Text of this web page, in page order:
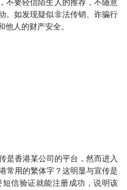
不要轻信陌生人的推荐，不随意
。如发现疑似非法传销、诈骗行
人的财产安全。
是香港某公司的平台，然而进入
常用的繁体字？这明显与宣传是
信验证就能注册成功，说明该